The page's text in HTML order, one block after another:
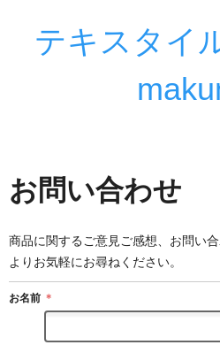
テキスタイ
お問い合わせ
商品に関するご意見ご感想、お問い
よりお気軽にお尋ねください。
お名前 ＊